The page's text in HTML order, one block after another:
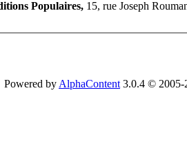
Populaires, 15, rue Joseph
Powered by AlphaContent 3.0.4 © 2005-